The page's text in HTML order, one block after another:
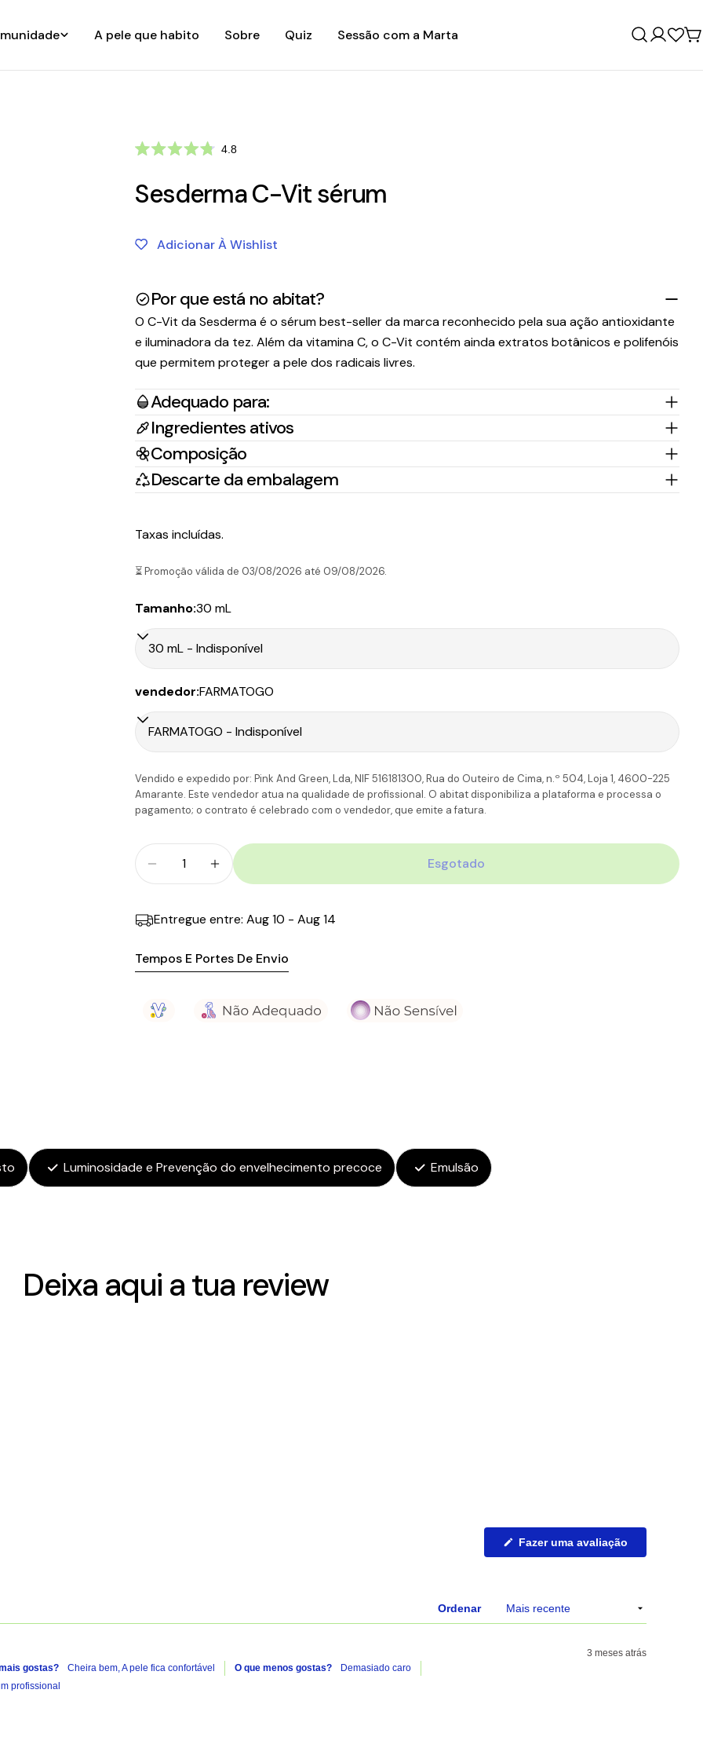
A pele que habito Sobre Quiz Sessão com a Marta
Entrar
4.8
de
5
4.8Clique
para
Sesderma C-Vit sérum
Adicionar À Wishlist
Por que está no abitat?
O C-Vit da Sesderma é o sérum best-seller da marca reconhecido pela sua ação antioxidante
e iluminadora da tez. Além da vitamina C, o C-Vit contém ainda extratos botânicos e polifenóis
que permitem proteger a pele dos radicais livres.
Adequado para:
Ingredientes ativos
Composição
Descarte da embalagem
Taxas incluídas.
⏳ Promoção válida de 03/08/2026 até 09/08/2026.
Tamanho:30 mL
vendedor:FARMATOGO
Vendido e expedido por: Pink And Green, Lda, NIF 516181300, Rua do Outeiro de Cima, n.º 504, Loja 1, 4600-225
Amarante. Este vendedor atua na qualidade de profissional. O abitat disponibiliza a plataforma e processa o
pagamento; o contrato é celebrado com o vendedor, que emite a fatura.
Quantidade
Diminuir Quantidade Para Sesderma C-Vit Sérum
Aumentar A Quantidade Para Sesderma C-Vit Sérum
Esgotado
Entregue entre: Aug 10 - Aug 14
Tempos E Portes De Envio
País/Região
Tempo de Portes
Portugal Continental Nacex 1-2 Dias úteis 3,95€ 45.00€
Tempo de Portes
Portugal Continental
Portugal Ilhas
Luminosidade e Prevenção do envelhecimento precoce Emulsão
Deixa aqui a tua review
Fazer uma avaliação
numa
Ordenar
gostas? Cheira bem, A pele fica confortável O que menos gostas?
Demasiado caro
profissional
3 meses atrás